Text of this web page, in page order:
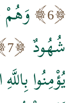
6
وَهُمْ
شُهُودٌ
7
يُؤْمِنُوا